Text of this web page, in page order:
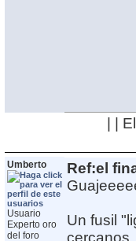
| |
Umberto
Usuario
Experto oro
del foro
Ref:el
Un fusil